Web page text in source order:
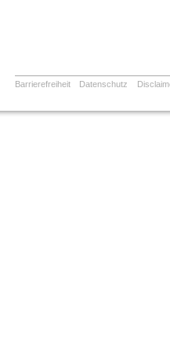
Barrierefreiheit Datenschutz